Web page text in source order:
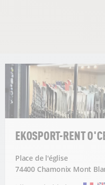
EKOSPORT-RENT
Place de l'église
74400 Chamonix Mont